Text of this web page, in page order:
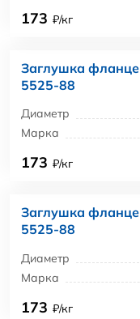
173 ₽/кг
Заглушка
5525-88
Диаметр
Марка
173 ₽/кг
Заглушка
5525-88
Диаметр
Марка
173 ₽/кг